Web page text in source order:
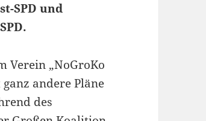
SPD und
Verein „NoGroKo
andere Pläne
des